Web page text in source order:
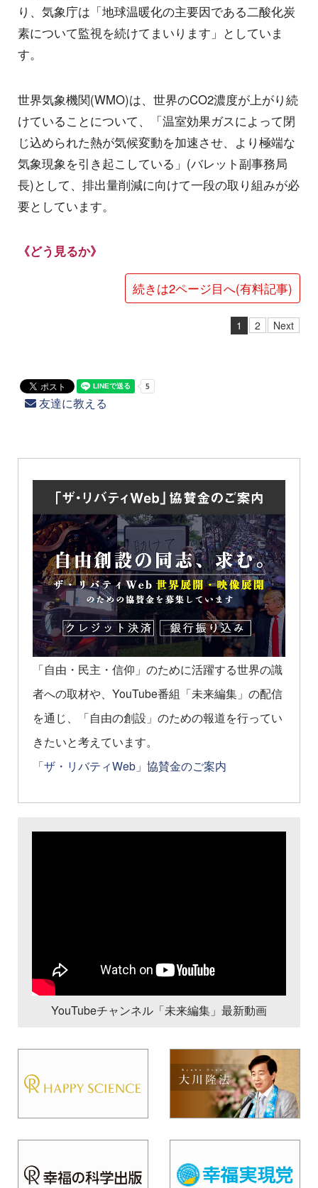
り、気象庁は「地球温暖化の主要因である二酸化炭
素について監視を続けてまいります」としていま
す。
世界気象機関(WMO)は、世界のCO2濃度が上がり続
けていることについて、「温室効果ガスによって閉
じ込められた熱が気候変動を加速させ、より極端な
気象現象を引き起こしている」(バレット副事務局
長)として、排出量削減に向けて一段の取り組みが必
要としています。
《どう見るか》
続きは2ページ目へ(有料記事)
1 2 Next
友達に教える
「自由・民主・信仰」のために活躍する世界の識
者への取材や、YouTube番組「未来編集」の配信
を通じ、「自由の創設」のための報道を行ってい
きたいと考えています。
「ザ・リバティWeb」協賛金のご案内
YouTubeチャンネル「未来編集」最新動画